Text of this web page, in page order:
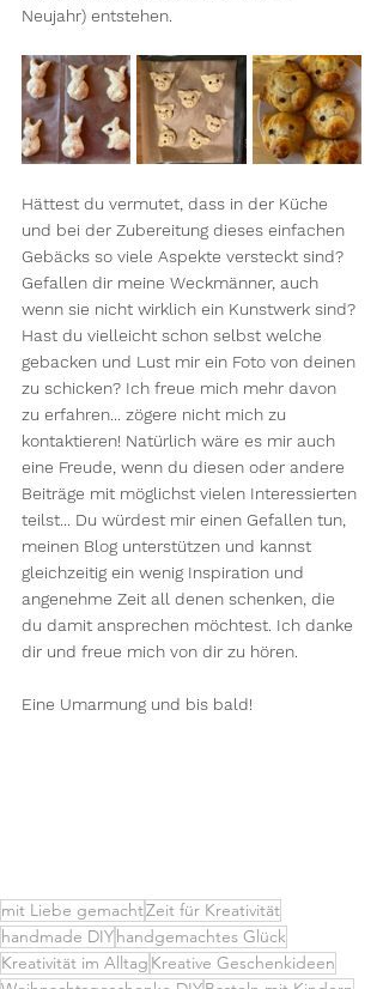
Neujahr) entstehen.
Hättest du vermutet, dass in der Küche
und bei der Zubereitung dieses einfachen
Gebäcks so viele Aspekte versteckt sind?
Gefallen dir meine Weckmänner, auch
wenn sie nicht wirklich ein Kunstwerk sind?
Hast du vielleicht schon selbst welche
gebacken und Lust mir ein Foto von deinen
zu schicken? Ich freue mich mehr davon
zu erfahren... zögere nicht mich zu
kontaktieren! Natürlich wäre es mir auch
eine Freude, wenn du diesen oder andere
Beiträge mit möglichst vielen Interessierten
teilst... Du würdest mir einen Gefallen tun,
meinen Blog unterstützen und kannst
gleichzeitig ein wenig Inspiration und
angenehme Zeit all denen schenken, die
du damit ansprechen möchtest. Ich danke
dir und freue mich von dir zu hören.
Eine Umarmung und bis bald!
mit Liebe gemachtZeit für Kreativität
handmade DIYhandgemachtes Glück
Kreativität im Alltag Kreative Geschenkideen